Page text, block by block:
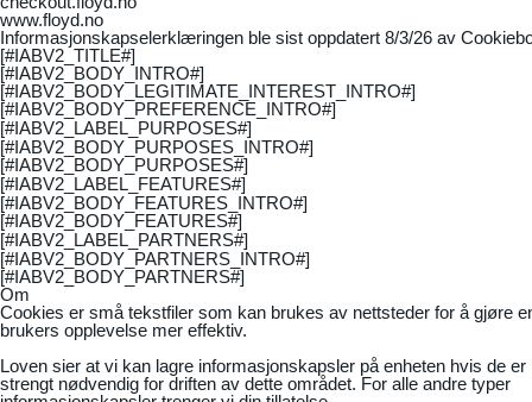
www.floyd.no
Informasjonskapselerklæringen ble sist oppdatert 8/3/26 av
[#IABV2_TITLE#]
[#IABV2_BODY_INTRO#]
[#IABV2_BODY_LEGITIMATE_INTEREST_INTRO#]
[#IABV2_BODY_PREFERENCE_INTRO#]
[#IABV2_LABEL_PURPOSES#]
[#IABV2_BODY_PURPOSES_INTRO#]
[#IABV2_BODY_PURPOSES#]
[#IABV2_LABEL_FEATURES#]
[#IABV2_BODY_FEATURES_INTRO#]
[#IABV2_BODY_FEATURES#]
[#IABV2_LABEL_PARTNERS#]
[#IABV2_BODY_PARTNERS_INTRO#]
[#IABV2_BODY_PARTNERS#]
Om
Cookies er små tekstfiler som kan brukes av nettsteder for å gjøre
brukers opplevelse mer effektiv.
Loven sier at vi kan lagre informasjonskapsler på enheten hvis de er
strengt nødvendig for driften av dette området. For alle andre typer